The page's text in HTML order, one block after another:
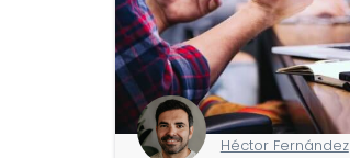
Héctor Fernández